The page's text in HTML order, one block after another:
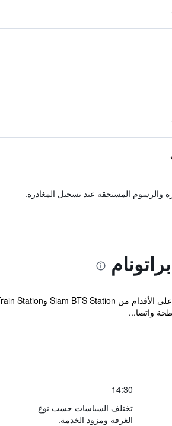
والرسوم المستحقة عند تسجيل المغادرة.
واتصا...
14:30
تختلف السياسات حسب نوع
الغرفة ومزود الخدمة.